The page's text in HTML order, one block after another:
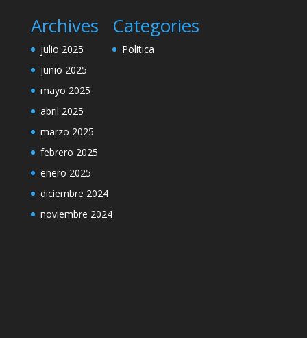
Archives
julio 2025
junio 2025
mayo 2025
abril 2025
marzo 2025
febrero 2025
enero 2025
diciembre 2024
noviembre 2024
Categories
Politica